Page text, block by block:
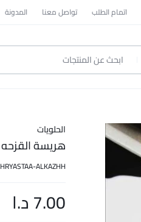
اتمام الطلب تواصل معنا المدونة
الحلويات
هريسة القزحه
HRYASTAA-ALKAZHH
7.00د.ا